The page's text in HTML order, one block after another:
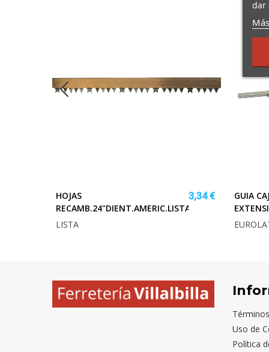
HOJAS
RECAMB.24"DIENT.AMERIC.LISTA
3,34 €
LISTA
GUIA
Uso de
Política
dar